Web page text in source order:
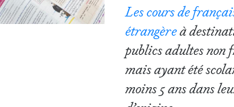
Les cours de
étrangèreà
publics adultes non
mais ayant été
moins 5 ans dans